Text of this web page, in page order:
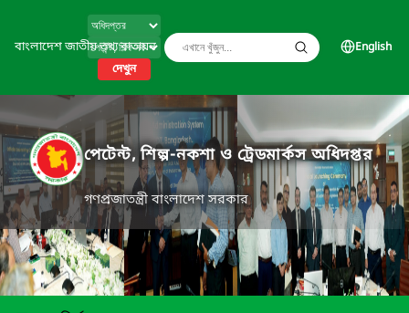
বাংলাদেশ জাতীয় তথ্য বাতায়ন
দেখুন
English
পেটেন্ট, শিল্প-নকশা ও ট্রেডমার্কস অধিদপ্তর
গণপ্রজাতন্ত্রী বাংলাদেশ সরকার